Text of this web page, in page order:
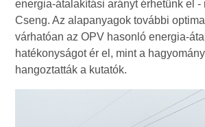
energia-átalakítási arányt érhetünk el -
Cseng. Az alapanyagok további
várhatóan az OPV hasonló energia-
hatékonyságot ér el, mint a
hangoztatták a kutatók.